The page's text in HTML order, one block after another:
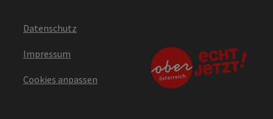
Datenschutz
Impressum
Cookies anpassen